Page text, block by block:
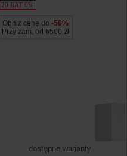
20 RAT 0%
Obniż cenę do -50%
Przy zam. od 6500 zł
dostępne warianty